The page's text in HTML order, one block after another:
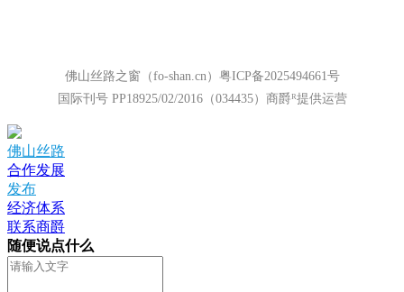
佛山丝路之窗（fo-shan.cn）粤ICP备2025494661号
国际刊号 PP18925/02/2016（034435） 商爵ᴿ提供运营
佛山丝路
合作发展
发布
经济体系
联系商爵
随便说点什么